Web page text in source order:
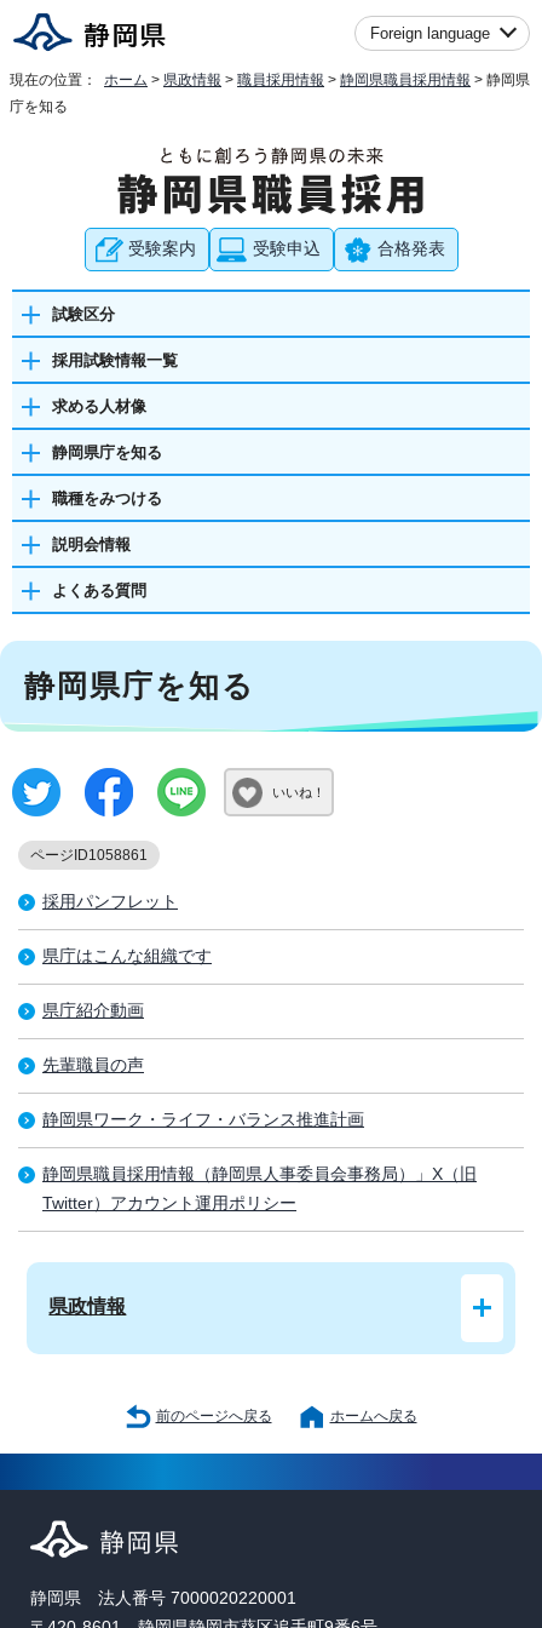
Foreign language
現在の位置： ホーム > 県政情報 > 職員採用情報 > 静岡県職員採用情報 > 静岡県
庁を知る
受験案内 受験申込 合格発表
試験区分
採用試験情報一覧
求める人材像
静岡県庁を知る
職種をみつける
説明会情報
よくある質問
静岡県庁を知る
いいね！
ページID1058861
採用パンフレット
県庁はこんな組織です
県庁紹介動画
先輩職員の声
静岡県ワーク・ライフ・バランス推進計画
静岡県職員採用情報（静岡県人事委員会事務局）」X（旧
Twitter）アカウント運用ポリシー
県政情報
前のページへ戻る ホームへ戻る
静岡県 法人番号 7000020220001